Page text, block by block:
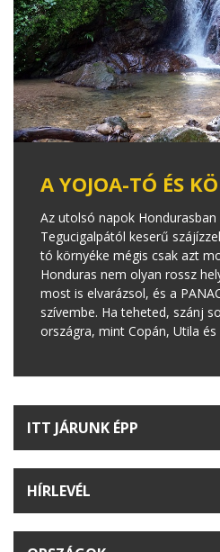
A YOJOA-TÓ ÉS
Az utolsó napok
Tegucigalpától keserű
tó környéke mégis csak azt
Honduras nem olyan rossz
most is elvarázsol, és a
szívembe. Ha teheted, szánj
országra, mint Copán, Utila és
ITT JÁRUNK ÉPP
HÍRLEVÉL